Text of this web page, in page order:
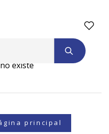
existe
principal